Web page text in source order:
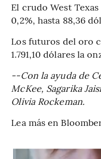
El crudo West
0,2%, hasta 88,36
Los futuros del oro
1.791,10 dólares la
--Con la ayuda de
McKee, Sagarika
Olivia Rockeman.
Lea más en